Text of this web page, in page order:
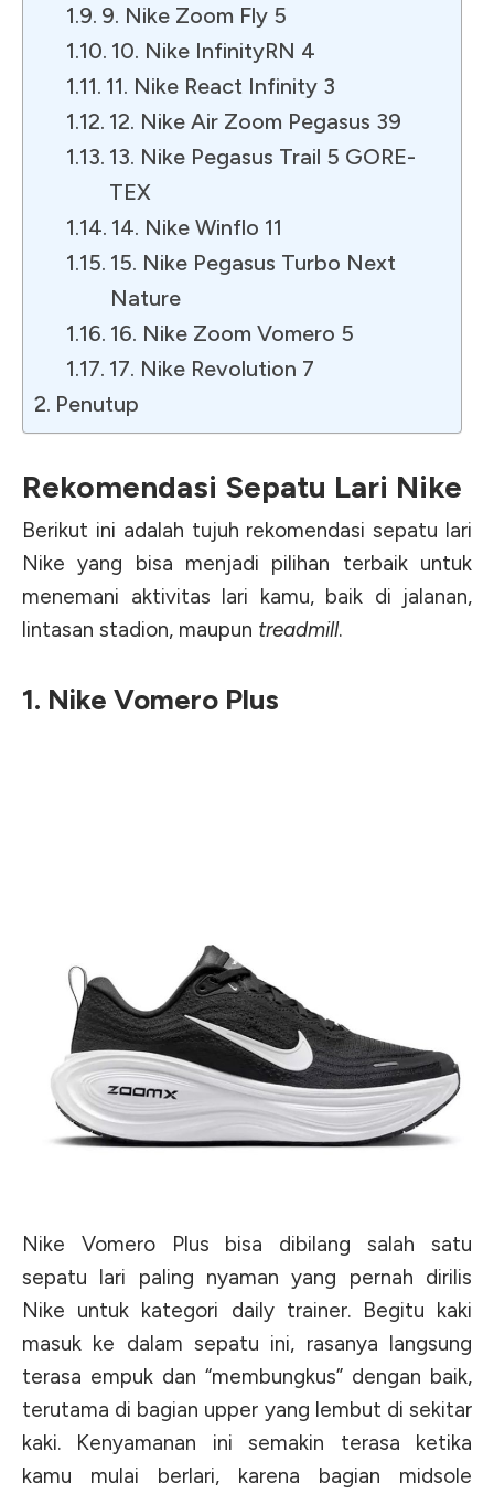
9. Nike Zoom Fly 5
10. Nike InfinityRN 4
11. Nike React Infinity 3
12. Nike Air Zoom Pegasus 39
13. Nike Pegasus Trail 5 GORE-
TEX
14. Nike Winflo 11
15. Nike Pegasus Turbo Next
Nature
16. Nike Zoom Vomero 5
17. Nike Revolution 7
Penutup
Rekomendasi Sepatu Lari Nike
Berikut ini adalah tujuh rekomendasi sepatu lari
Nike yang bisa menjadi pilihan terbaik untuk
menemani aktivitas lari kamu, baik di jalanan,
lintasan stadion, maupun treadmill.
1. Nike Vomero Plus
Nike Vomero Plus bisa dibilang salah satu
sepatu lari paling nyaman yang pernah dirilis
Nike untuk kategori daily trainer. Begitu kaki
masuk ke dalam sepatu ini, rasanya langsung
terasa empuk dan “membungkus” dengan baik,
terutama di bagian upper yang lembut di sekitar
kaki. Kenyamanan ini semakin terasa ketika
kamu mulai berlari, karena bagian midsole